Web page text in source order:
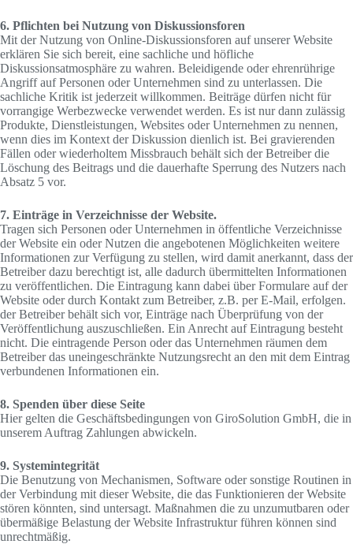
6. Pflichten bei Nutzung von Diskussionsforen
Mit der Nutzung von Online-Diskussionsforen auf unserer Website
erklären Sie sich bereit, eine sachliche und höfliche
Diskussionsatmosphäre zu wahren. Beleidigende oder ehrenrührige
Angriff auf Personen oder Unternehmen sind zu unterlassen. Die
sachliche Kritik ist jederzeit willkommen. Beiträge dürfen nicht für
vorrangige Werbezwecke verwendet werden. Es ist nur dann zulässig
Produkte, Dienstleistungen, Websites oder Unternehmen zu nennen,
wenn dies im Kontext der Diskussion dienlich ist. Bei gravierenden
Fällen oder wiederholtem Missbrauch behält sich der Betreiber die
Löschung des Beitrags und die dauerhafte Sperrung des Nutzers nach
Absatz 5 vor.
7. Einträge in Verzeichnisse der Website.
Tragen sich Personen oder Unternehmen in öffentliche Verzeichnisse
der Website ein oder Nutzen die angebotenen Möglichkeiten weitere
Informationen zur Verfügung zu stellen, wird damit anerkannt, dass der
Betreiber dazu berechtigt ist, alle dadurch übermittelten Informationen
zu veröffentlichen. Die Eintragung kann dabei über Formulare auf der
Website oder durch Kontakt zum Betreiber, z.B. per E-Mail, erfolgen.
der Betreiber behält sich vor, Einträge nach Überprüfung von der
Veröffentlichung auszuschließen. Ein Anrecht auf Eintragung besteht
nicht. Die eintragende Person oder das Unternehmen räumen dem
Betreiber das uneingeschränkte Nutzungsrecht an den mit dem Eintrag
verbundenen Informationen ein.
8. Spenden über diese Seite
Hier gelten die Geschäftsbedingungen von GiroSolution GmbH, die in
unserem Auftrag Zahlungen abwickeln.
9. Systemintegrität
Die Benutzung von Mechanismen, Software oder sonstige Routinen in
der Verbindung mit dieser Website, die das Funktionieren der Website
stören könnten, sind untersagt. Maßnahmen die zu unzumutbaren oder
übermäßige Belastung der Website Infrastruktur führen können sind
unrechtmäßig.